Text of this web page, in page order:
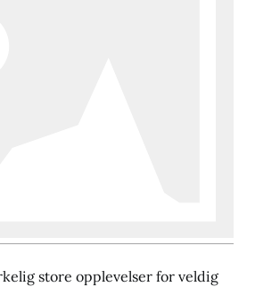
store opplevelser for veldig